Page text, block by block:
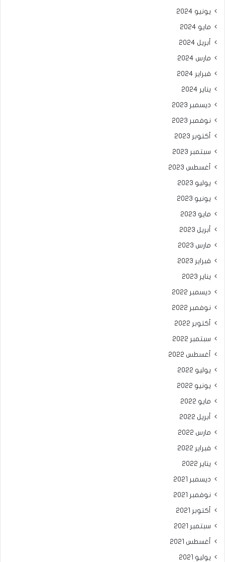
يونيو 2024
مايو 2024
أبريل 2024
مارس 2024
فبراير 2024
يناير 2024
ديسمبر 2023
نوفمبر 2023
أكتوبر 2023
سبتمبر 2023
أغسطس 2023
يوليو 2023
يونيو 2023
مايو 2023
أبريل 2023
مارس 2023
فبراير 2023
يناير 2023
ديسمبر 2022
نوفمبر 2022
أكتوبر 2022
سبتمبر 2022
أغسطس 2022
يوليو 2022
يونيو 2022
مايو 2022
أبريل 2022
مارس 2022
فبراير 2022
يناير 2022
ديسمبر 2021
نوفمبر 2021
أكتوبر 2021
سبتمبر 2021
أغسطس 2021
يوليو 2021